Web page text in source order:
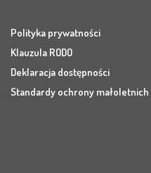
Polityka prywatności
Klauzula RODO
Deklaracja dostępności
Standardy ochrony małoletnich